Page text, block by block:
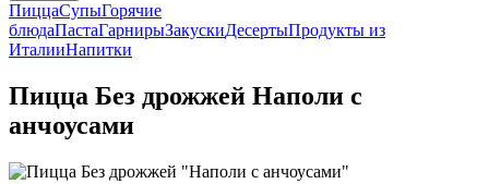
ПиццаСупыГорячие
блюдаПастаГарнирыЗакускиДесертыПродукты из
ИталииНапитки
Пицца Без дрожжей Наполи с
анчоусами